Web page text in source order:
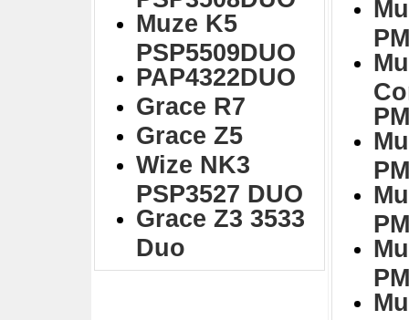
Muze K5
PSP5509DUO
PAP4322DUO
Grace R7
Grace Z5
Wize NK3
PSP3527 DUO
Grace Z3 3533
Duo